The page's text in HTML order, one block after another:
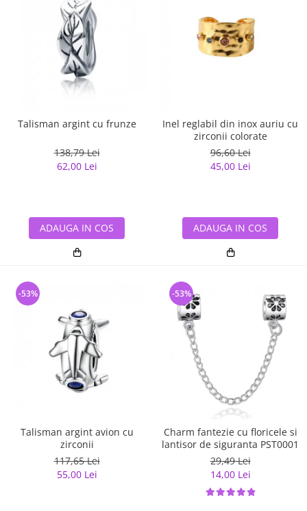
Talisman argint cu frunze
138,79 Lei
62,00 Lei
ADAUGA IN COS
Inel reglabil din inox auriu cu
zirconii colorate
96,60 Lei
45,00 Lei
ADAUGA IN COS
Talisman argint avion cu
zirconii
117,65 Lei
55,00 Lei
-53%
Charm fantezie cu floricele si
lantisor de siguranta PST0001
29,49 Lei
14,00 Lei
-53%